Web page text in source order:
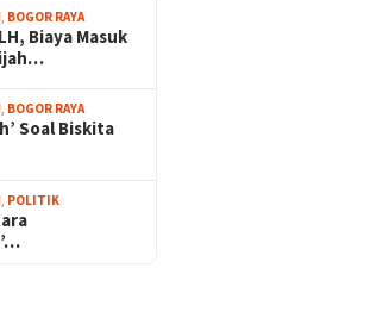
, BOGOR RAYA
Biaya Masuk
, BOGOR RAYA
Soal Biskita
, POLITIK